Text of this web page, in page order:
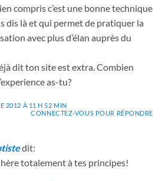
compris c’est une bonne technique
dis là et qui permet de pratiquer la
avec plus d’élan auprès du
dit ton site est extra. Combien
as-tu?
2012 À 11 H 52 MIN
CONNECTEZ-VOUS POUR RÉPONDRE
dit:
totalement à tes principes!